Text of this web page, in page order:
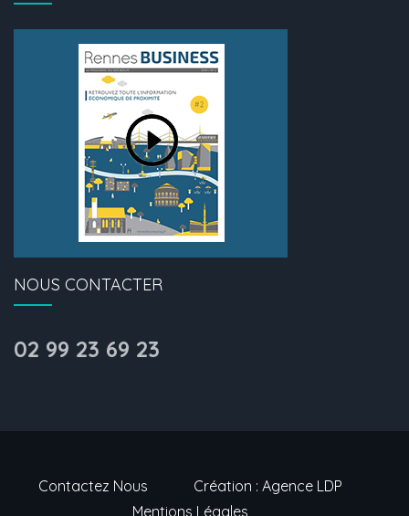
NOUS CONTACTER
02 99 23 69 23
Contactez Nous
Création : Agence LDP
Mentions Légales